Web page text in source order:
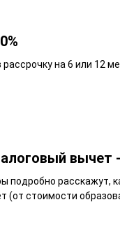
рассрочку на 6 или 12
вычет
подробно расскажут,
(от стоимости